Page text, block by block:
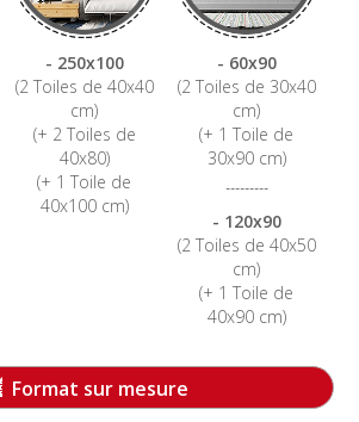
- 250x100
(2 Toiles de 40x40
cm)
(+ 2 Toiles de
40x80)
(+ 1 Toile de
40x100 cm)
- 60x90
(2 Toiles de 30x40
cm)
(+ 1 Toile de
30x90 cm)
---------
- 120x90
(2 Toiles de 40x50
cm)
(+ 1 Toile de
40x90 cm)
Format sur mesure